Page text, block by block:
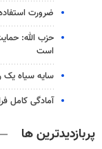
ضرورت
حزب الله:
است
سایه سیاه
آمادگی کامل
پربازدیدترین ها